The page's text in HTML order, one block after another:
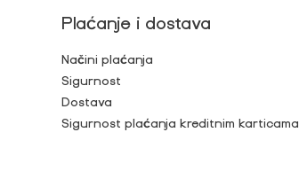
Plaćanje i dostava
Načini plaćanja
Sigurnost
Dostava
Sigurnost plaćanja kreditnim karticama